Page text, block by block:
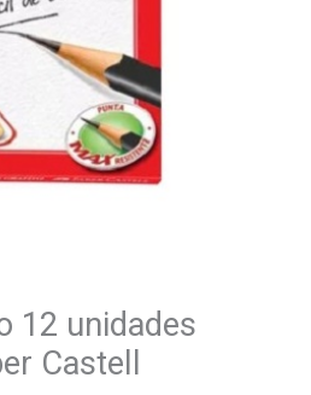
12 unidades
Castell